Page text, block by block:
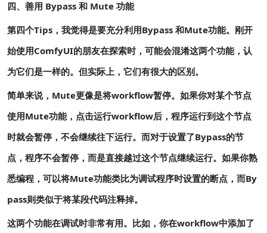
四、善用 Bypass 和 Mute 功能
第四个Tips，我觉得是要充分利用Bypass 和Mute功能。刚开
始使用ComfyUI的朋友在探索时，可能会混淆这两个功能，认
为它们是一样的。但实际上，它们有很大的区别。
简单来说，Mute更像是将workflow暂停。如果你对某个节点
使用Mute功能，点击运行workflow后，程序运行到这个节点
时就会暂停，不会继续往下运行。而对于设置了Bypass的节
点，程序不会暂停，而是直接越过这个节点继续运行。如果你熟
悉编程，可以将Mute功能类比为调试程序时设置的断点，而By
pass则类似于将某段代码注释掉。
这两个功能在调试时非常有用。比如，你在workflow中添加了